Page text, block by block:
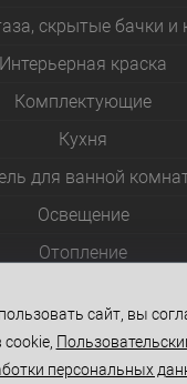
скрытые бачки
Интерьерная краска
Комплектующие
Кухня
для ванной
Освещение
Отопление
и выключатели
Стеклоблоки
сайт, вы
персональных